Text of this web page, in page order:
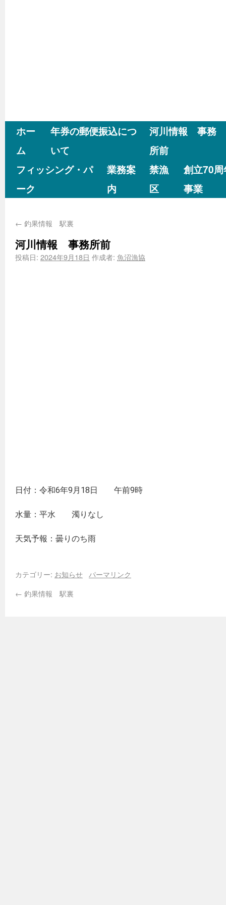
ホー
ム
年券の郵便振込につ
いて
河川情報 事務
所前
フィッシング・パ
ーク
業務案
内
禁漁
区
創立70
事業
← 釣果情報 駅裏
河川情報 事務所前
投稿日: 2024年9月18日 作成者: 魚沼漁協
日付：令和6年9月18日 午前9時
水量：平水 濁りなし
天気予報：曇りのち雨
カテゴリー: お知らせ パーマリンク
← 釣果情報 駅裏